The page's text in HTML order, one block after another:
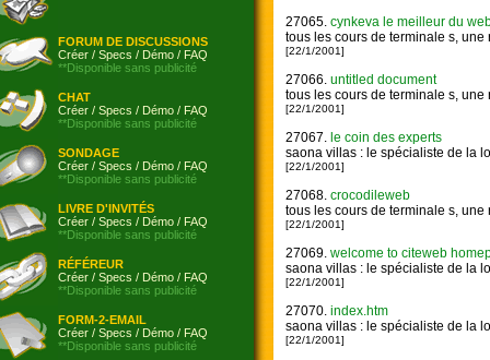
FORUM DE DISCUSSIONS
Créer / Specs / Démo / FAQ
**Disponible sans publicité
CHAT
Créer / Specs / Démo / FAQ
**Disponible sans publicité
SONDAGE
Créer / Specs / Démo / FAQ
**Disponible sans publicité
LIVRE D'INVITÉS
Créer / Specs / Démo / FAQ
**Disponible sans publicité
RÉFÉREUR
Créer / Specs / Démo / FAQ
**Disponible sans publicité
FORM-2-EMAIL
Créer / Specs / Démo / FAQ
**Disponible sans publicité
27065. cynkeva le meilleur du
tous les cours de terminale s,
[22/1/2001]
27066. untitled document
tous les cours de terminale s,
[22/1/2001]
27067. le coin des experts
saona villas : le spécialiste de la
[22/1/2001]
27068. crocodileweb
tous les cours de terminale s,
[22/1/2001]
27069. welcome to citeweb
saona villas : le spécialiste de la
[22/1/2001]
27070. index.htm
saona villas : le spécialiste de la
[22/1/2001]